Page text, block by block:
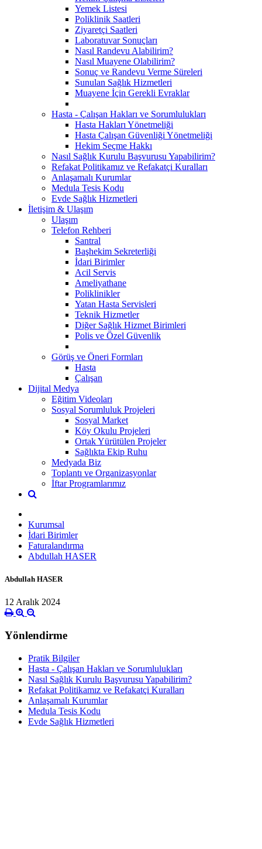
Yemek Listesi
Poliklinik Saatleri
Ziyaretçi Saatleri
Laboratuvar Sonuçları
Nasıl Randevu Alabilirim?
Nasıl Muayene Olabilirim?
Sonuç ve Randevu Verme Süreleri
Sunulan Sağlık Hizmetleri
Muayene İçin Gerekli Evraklar
Hasta - Çalışan Hakları ve Sorumlulukları
Hasta Hakları Yönetmeliği
Hasta Çalışan Güvenliği Yönetmeliği
Hekim Seçme Hakkı
Nasıl Sağlık Kurulu Başvurusu Yapabilirim?
Refakat Politikamız ve Refakatçi Kuralları
Anlaşamalı Kurumlar
Medula Tesis Kodu
Evde Sağlık Hizmetleri
İletişim & Ulaşım
Ulaşım
Telefon Rehberi
Santral
Başhekim Sekreterliği
İdari Birimler
Acil Servis
Ameliyathane
Poliklinikler
Yatan Hasta Servisleri
Teknik Hizmetler
Diğer Sağlık Hizmet Birimleri
Polis ve Özel Güvenlik
Görüş ve Öneri Formları
Hasta
Çalışan
Dijital Medya
Eğitim Videoları
Sosyal Sorumluluk Projeleri
Sosyal Market
Köy Okulu Projeleri
Ortak Yürütülen Projeler
Sağlıkta Ekip Ruhu
Medyada Biz
Toplantı ve Organizasyonlar
İftar Programlarımız
Kurumsal
İdari Birimler
Faturalandırma
Abdullah HASER
Abdullah HASER
12 Aralık 2024
Yönlendirme
Pratik Bilgiler
Hasta - Çalışan Hakları ve Sorumlulukları
Nasıl Sağlık Kurulu Başvurusu Yapabilirim?
Refakat Politikamız ve Refakatçi Kuralları
Anlaşamalı Kurumlar
Medula Tesis Kodu
Evde Sağlık Hizmetleri